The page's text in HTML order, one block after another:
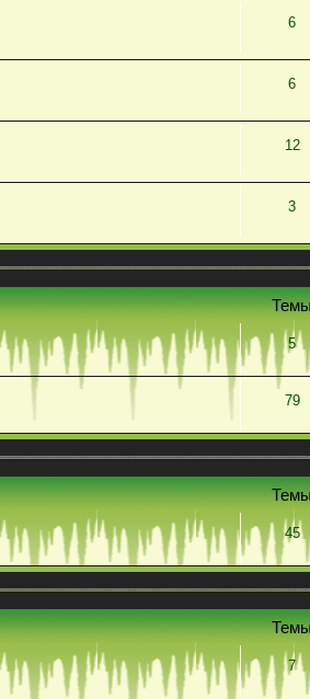
6
6
12
3
5
79
45
7